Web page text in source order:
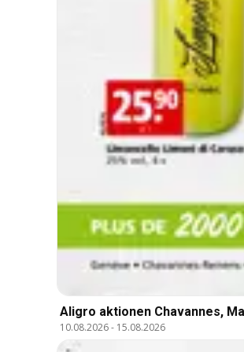
Aligro aktionen Chavannes,
10.08.2026- 15.08.2026